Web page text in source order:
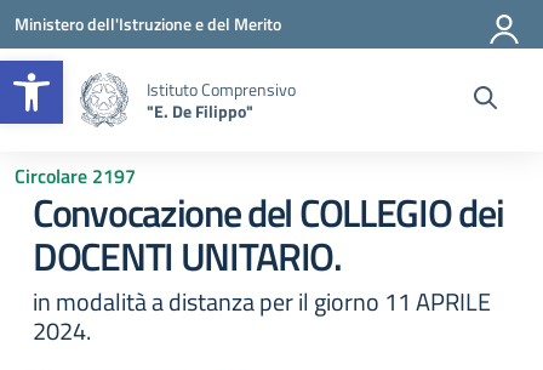
Apri la barra degli strumenti
Vai ai contenuti
Vai al menu di navigazione
Vai al footer
Ministero dell'Istruzione e del Merito
Istituto Comprensivo
"E. De Filippo"
Circolare 2197
Convocazione del COLLEGIO dei
DOCENTI UNITARIO.
in modalità a distanza per il giorno 11 APRILE
2024.